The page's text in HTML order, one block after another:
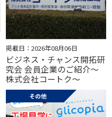
掲載日：2026年08月06日
ビジネス・チャンス開拓研
究会 会員企業のご紹介～
株式会社コートク～
その他